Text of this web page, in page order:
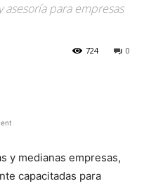
asesoría para empresas
0
724
y medianas empresas,
capacitadas para